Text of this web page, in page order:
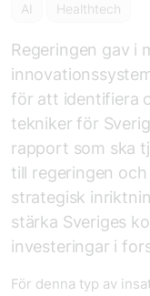
AI Healthtech
Regeringen gav i
för att identifiera
tekniker för
rapport som ska
till regeringen
strategisk
stärka Sveriges
investeringar i
För denna typ av